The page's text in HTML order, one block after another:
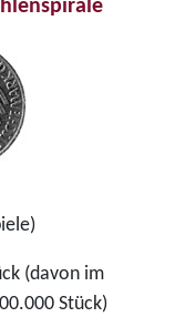
(davon im
Stück)